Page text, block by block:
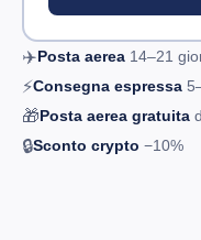
✈️Posta aerea 14–21
⚡Consegna espressa
🎁Posta aerea gratuita
🔒Sconto crypto −10%